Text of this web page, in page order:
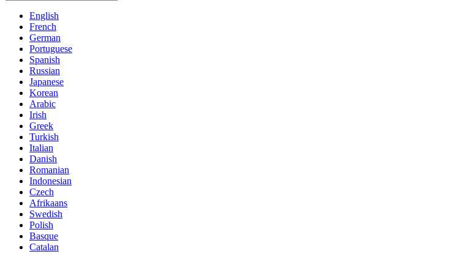
English
French
German
Portuguese
Spanish
Russian
Japanese
Korean
Arabic
Irish
Greek
Turkish
Italian
Danish
Romanian
Indonesian
Czech
Afrikaans
Swedish
Polish
Basque
Catalan